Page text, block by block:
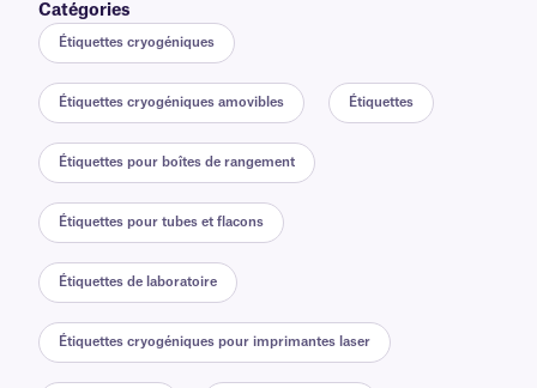
Catégories
Étiquettes cryogéniques
Étiquettes cryogéniques amovibles Étiquettes
Étiquettes pour boîtes de rangement
Étiquettes pour tubes et flacons
Étiquettes de laboratoire
Étiquettes cryogéniques pour imprimantes laser